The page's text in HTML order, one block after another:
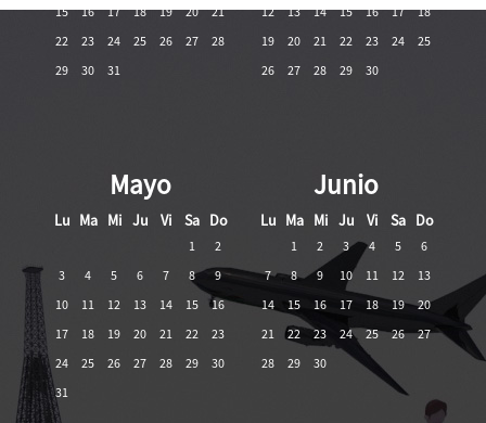
15
16 17 18 19 20
21
22
23 24 25 26 27
28
29
30 31
12
13 14 15 16 17
18
19
20 21 22 23 24
25
26
27 28 29 30
Mayo
Lu Ma Mi Ju Vi Sa Do
1
2
3
4 5 6 7 8
9
10
11 12 13 14 15
16
17
18 19 20 21 22
23
24
25 26 27 28 29
30
31
Junio
Lu Ma Mi Ju Vi Sa Do
1 2 3 4 5
6
7
8 9 10 11 12
13
14
15 16 17 18 19
20
21
22 23 24 25 26
27
28
29 30